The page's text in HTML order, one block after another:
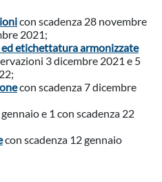
con scadenza 28 novembre
2021;
etichettatura armonizzate
3 dicembre 2021 e 5
con scadenza 7 dicembre
e 1 con scadenza 22
con scadenza 12 gennaio